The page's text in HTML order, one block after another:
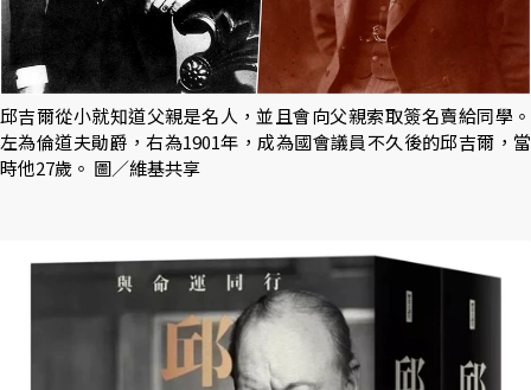
邱吉爾從小就知道父親是名人，並且會向父親索取簽名賣給同學。
左為倫道夫勛爵，右為1901年，成為國會議員不久後的邱吉爾，當
時他27歲。 圖／維基共享